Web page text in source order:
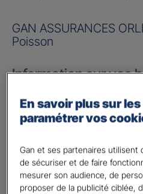
GAN ASSURANCES
Poisson
Information sur vos
Vos besoins concernent :*
votre vie privée
Vos informations :
Etes-vous déjà client Gan
En savoir plus sur
paramétrer vos
Gan et ses partenaires utilisent
de sécuriser et de faire
mesurer son audience, de
proposer de la publicité ciblée,